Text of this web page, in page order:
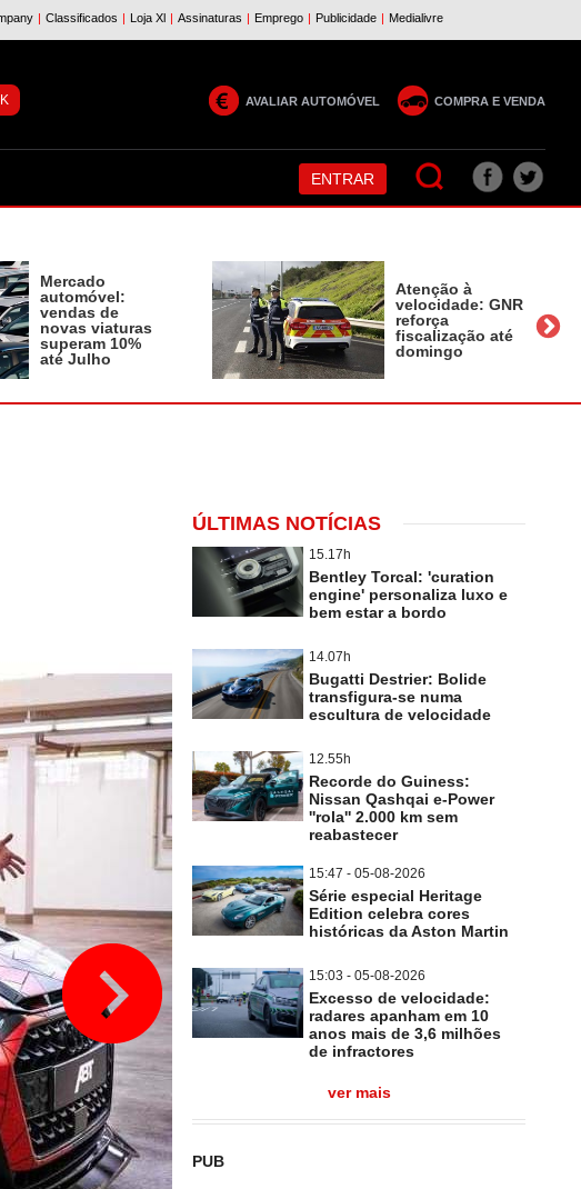
AVALIAR AUTOMÓVEL COMPRA E VENDA
ENTRAR
Mercado
automóvel:
vendas de
novas viaturas
superam 10%
até Julho
Atenção à
velocidade: GNR
reforça
fiscalização até
domingo
ÚLTIMAS NOTÍCIAS
15.17h
Bentley Torcal: 'curation
engine' personaliza luxo e
bem estar a bordo
14.07h
Bugatti Destrier: Bolide
transfigura-se numa
escultura de velocidade
12.55h
Recorde do Guiness:
Nissan Qashqai e-Power
''rola'' 2.000 km sem
reabastecer
15:47 - 05-08-2026
Série especial Heritage
Edition celebra cores
históricas da Aston Martin
15:03 - 05-08-2026
Excesso de velocidade:
radares apanham em 10
anos mais de 3,6 milhões
de infractores
ver mais
PUB